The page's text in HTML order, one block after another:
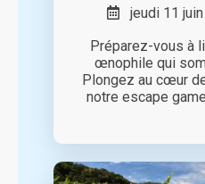
jeudi 11
Préparez-vous à
œnophile qui
Plongez au cœur
notre escape